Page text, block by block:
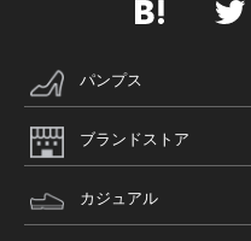
パンプス
ブランドストア
カジュアル